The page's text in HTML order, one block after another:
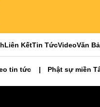
Liên KếtTin TứcVideoVăn
tin tức Phật sự miền